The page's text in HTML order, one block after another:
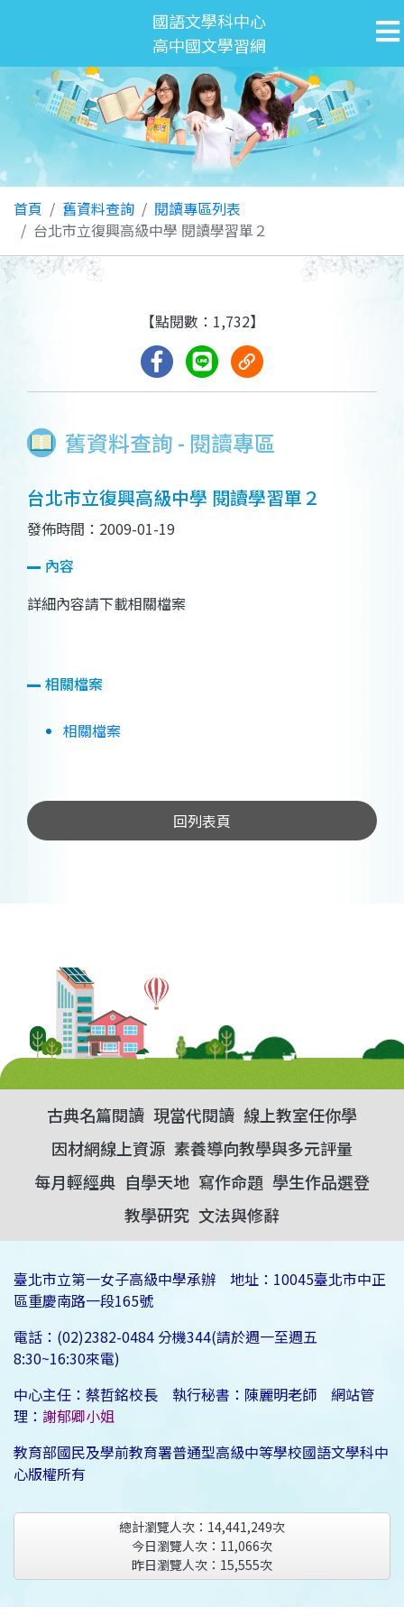
國語文學科中心
高中國文學習網
首頁 舊資料查詢
閱讀專區列表
台北市立復興高級中學 閱讀學習單２
舊資料查詢 - 閱讀專區
【點閱數：1,732】
台北市立復興高級中學 閱讀學習單２
發佈時間：2009-01-19
內容
詳細內容請下載相關檔案
相關檔案
相關檔案
回列表頁
古典名篇閱讀 現當代閱讀 線上教室任你學
因材網線上資源 素養導向教學與多元評量
每月輕經典 自學天地 寫作命題 學生作品選登
教學研究 文法與修辭
臺北市立第一女子高級中學承辦 地址：10045臺北市中正
區重慶南路一段165號
電話：(02)2382-0484 分機344(請於週一至週五
8:30~16:30來電)
中心主任：蔡哲銘校長 執行秘書：陳麗明老師 網站管
理： 謝郁卿小姐
教育部國民及學前教育署普通型高級中等學校國語文學科中
心版權所有
總計瀏覽人次： 14,441,249次
今日瀏覽人次： 11,066次
昨日瀏覽人次： 15,555次